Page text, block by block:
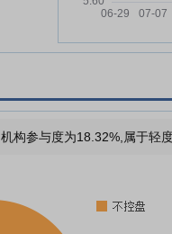
机构参与度为18.32%,属于轻